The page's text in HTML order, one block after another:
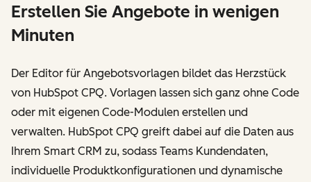
Erstellen Sie Angebote in wenigen
Minuten
Der Editor für Angebotsvorlagen bildet das Herzstück
von HubSpot CPQ. Vorlagen lassen sich ganz ohne Code
oder mit eigenen Code-Modulen erstellen und
verwalten. HubSpot CPQ greift dabei auf die Daten aus
Ihrem Smart CRM zu, sodass Teams Kundendaten,
individuelle Produktkonfigurationen und dynamische